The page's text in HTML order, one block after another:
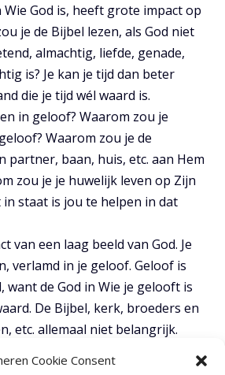
Cookie Consent
Wie God is, heeft grote impact op
je de Bijbel lezen, als God niet
almachtig, liefde, genade,
is? Je kan je tijd dan beter
die je tijd wél waard is.
in geloof? Waarom zou je
Waarom zou je de
partner, baan, huis, etc. aan Hem
zou je je huwelijk leven op Zijn
staat is jou te helpen in dat
van een laag beeld van God. Je
verlamd in je geloof. Geloof is
want de God in Wie je gelooft is
De Bijbel, kerk, broeders en
etc. allemaal niet belangrijk.